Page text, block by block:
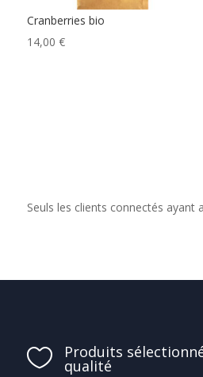
Cranberries bio
14,00 €
Seuls les clients connectés ayant
 Produits
qualité